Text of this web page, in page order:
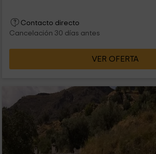
Contacto directo
Cancelación 30 días antes
VER OFERTA